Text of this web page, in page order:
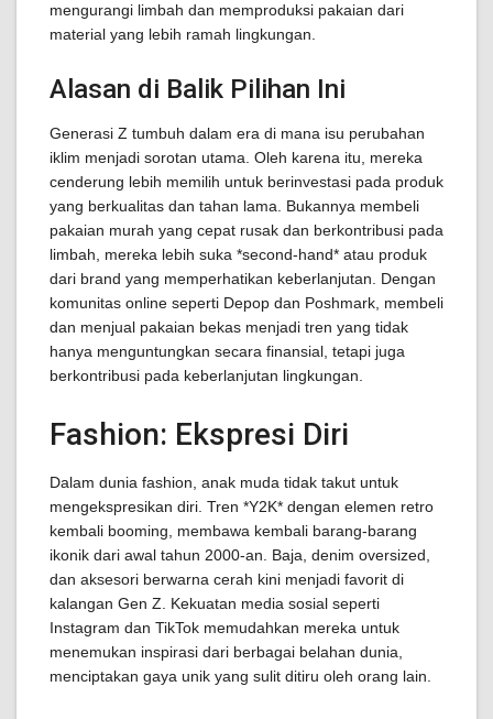
mengurangi limbah dan memproduksi pakaian dari
material yang lebih ramah lingkungan.
Alasan di Balik Pilihan Ini
Generasi Z tumbuh dalam era di mana isu perubahan
iklim menjadi sorotan utama. Oleh karena itu, mereka
cenderung lebih memilih untuk berinvestasi pada produk
yang berkualitas dan tahan lama. Bukannya membeli
pakaian murah yang cepat rusak dan berkontribusi pada
limbah, mereka lebih suka *second-hand* atau produk
dari brand yang memperhatikan keberlanjutan. Dengan
komunitas online seperti Depop dan Poshmark, membeli
dan menjual pakaian bekas menjadi tren yang tidak
hanya menguntungkan secara finansial, tetapi juga
berkontribusi pada keberlanjutan lingkungan.
Fashion: Ekspresi Diri
Dalam dunia fashion, anak muda tidak takut untuk
mengekspresikan diri. Tren *Y2K* dengan elemen retro
kembali booming, membawa kembali barang-barang
ikonik dari awal tahun 2000-an. Baja, denim oversized,
dan aksesori berwarna cerah kini menjadi favorit di
kalangan Gen Z. Kekuatan media sosial seperti
Instagram dan TikTok memudahkan mereka untuk
menemukan inspirasi dari berbagai belahan dunia,
menciptakan gaya unik yang sulit ditiru oleh orang lain.